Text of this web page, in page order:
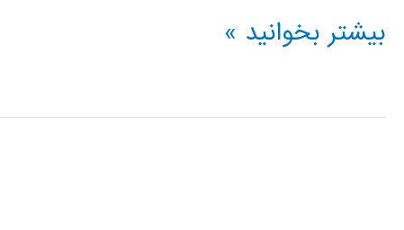
کارگاه
نرم
بیشتر بخوانید »